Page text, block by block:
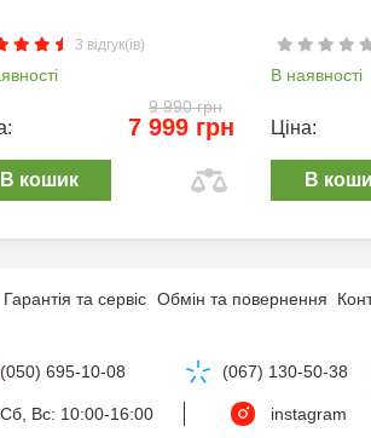
3 відгук(ів)
9 990 грн
7 999 грн
В кошик
В наявності
Ціна:
В
Гарантія та сервіс Обмін та повернення
(050) 695-10-08 (067) 130-50-38
Сб, Вс: 10:00-16:00 instagram